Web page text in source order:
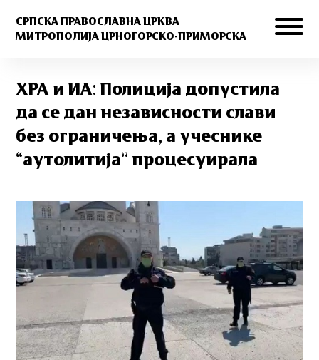
СРПСКА ПРАВОСЛАВНА ЦРКВА
МИТРОПОЛИЈА ЦРНОГОРСКО-ПРИМОРСКА
ХРА и ИА: Полиција допустила
да се дан независности слави
без ограничења, а учеснике
“аутолитија” процесуирала